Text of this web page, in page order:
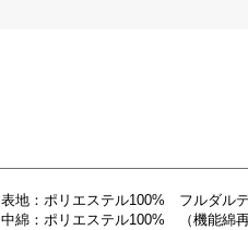
表地：ポリエステル100% フルダル
中綿：ポリエステル100% （機能綿再